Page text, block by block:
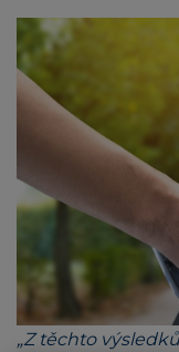
„Z těchto